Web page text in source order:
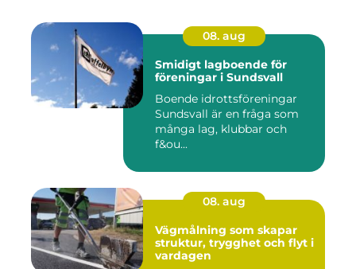
08. aug
Smidigt lagboende för
föreningar i Sundsvall
Boende idrottsföreningar
Sundsvall är en fråga som
många lag, klubbar och
f&ou...
08. aug
Vägmålning som skapar
struktur, trygghet och flyt i
vardagen